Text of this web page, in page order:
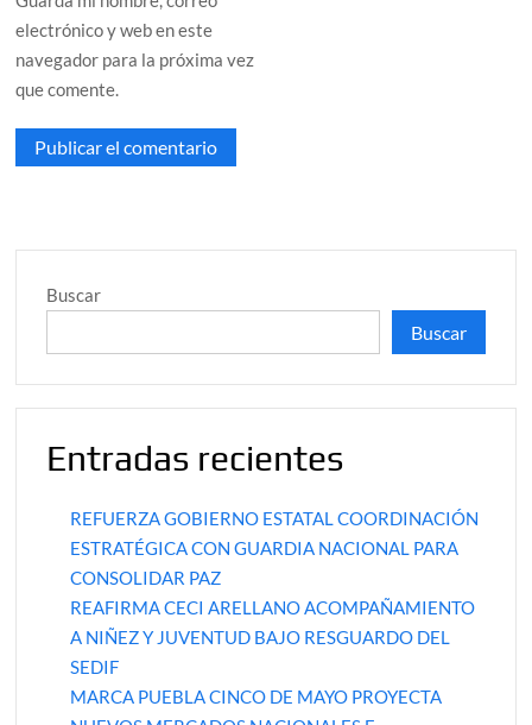
electrónico y web en este
navegador para la próxima vez
que comente.
Buscar
Buscar
Entradas recientes
REFUERZA GOBIERNO ESTATAL COORDINACIÓN
ESTRATÉGICA CON GUARDIA NACIONAL PARA
CONSOLIDAR PAZ
REAFIRMA CECI ARELLANO ACOMPAÑAMIENTO
A NIÑEZ Y JUVENTUD BAJO RESGUARDO DEL
SEDIF
MARCA PUEBLA CINCO DE MAYO PROYECTA